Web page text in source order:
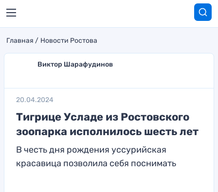
Главная Новости Ростова
Виктор Шарафудинов
20.04.2024
Тигрице Усладе из Ростовского
зоопарка исполнилось шесть лет
В честь дня рождения уссурийская
красавица позволила себя поснимать